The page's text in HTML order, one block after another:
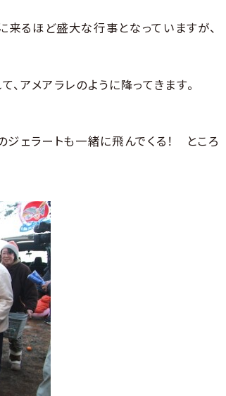
るほど盛大な行事となっていますが、
アメアラレのように降ってきます。
ジェラートも一緒に飛んでくる！ ところ